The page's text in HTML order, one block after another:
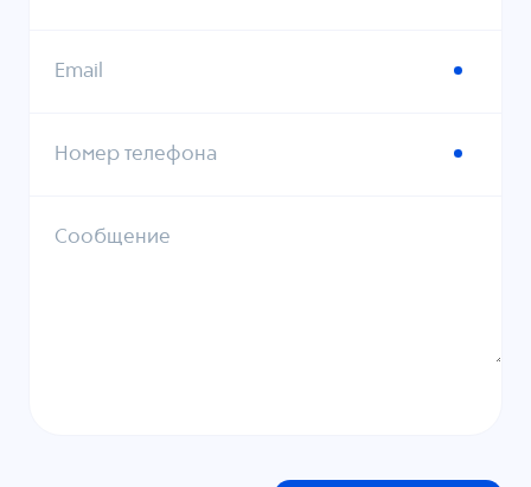
Email
Номер телефона
Сообщение